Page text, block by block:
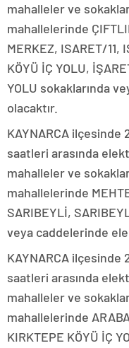
mahalleler ve
mahallelerinde
MERKEZ, ISARET/11,
KÖYÜ İÇ YOLU,
YOLU sokaklarında
olacaktır.
KAYNARCA
saatleri arasında
mahalleler ve
mahallelerinde
SARIBEYLİ,
veya caddelerinde
KAYNARCA
saatleri arasında
mahalleler ve
mahallelerinde
KIRKTEPE KÖYÜ İÇ